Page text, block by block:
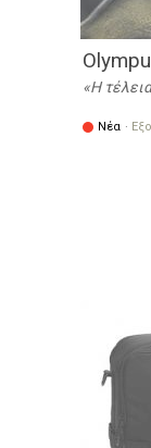
Η
Νέα ·